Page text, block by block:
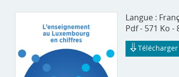
Langue :
Pdf - 571 Ko -
Télécharger